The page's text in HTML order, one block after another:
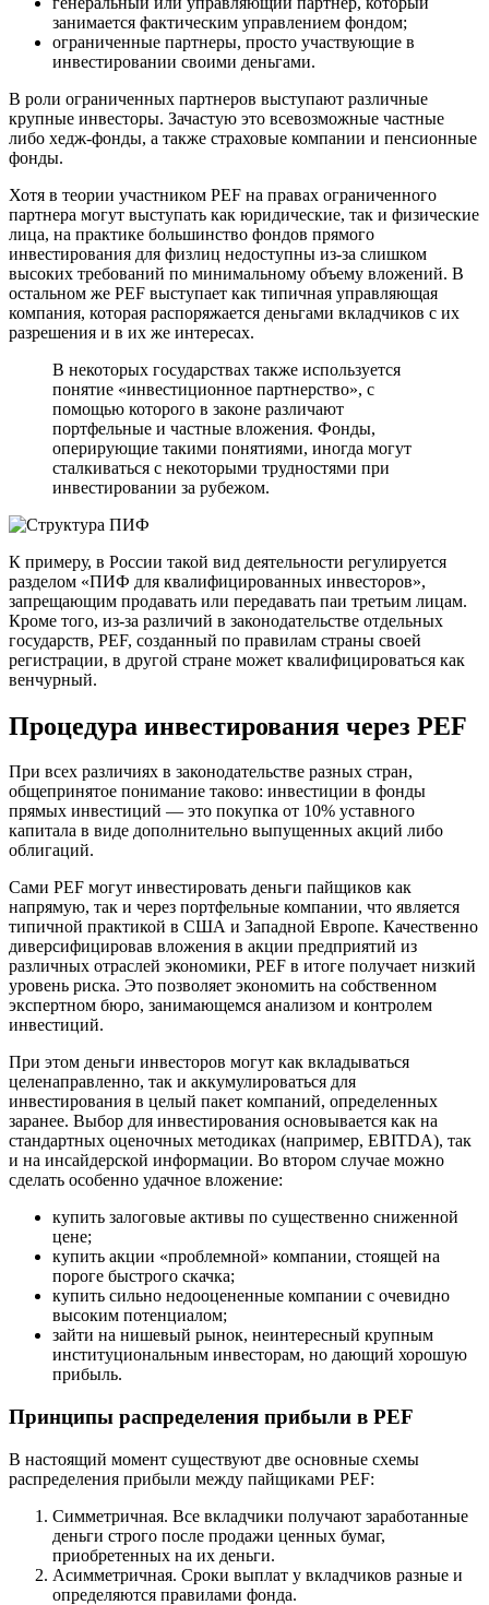
занимается фактическим управлением фондом;
ограниченные партнеры, просто участвующие в
инвестировании своими деньгами.
В роли ограниченных партнеров выступают различные
крупные инвесторы. Зачастую это всевозможные частные
либо хедж-фонды, а также страховые компании и пенсионные
фонды.
Хотя в теории участником PEF на правах ограниченного
партнера могут выступать как юридические, так и физические
лица, на практике большинство фондов прямого
инвестирования для физлиц недоступны из-за слишком
высоких требований по минимальному объему вложений. В
остальном же PEF выступает как типичная управляющая
компания, которая распоряжается деньгами вкладчиков с их
разрешения и в их же интересах.
В некоторых государствах также используется
понятие «инвестиционное партнерство», с
помощью которого в законе различают
портфельные и частные вложения. Фонды,
оперирующие такими понятиями, иногда могут
сталкиваться с некоторыми трудностями при
инвестировании за рубежом.
К примеру, в России такой вид деятельности регулируется
разделом «ПИФ для квалифицированных инвесторов»,
запрещающим продавать или передавать паи третьим лицам.
Кроме того, из-за различий в законодательстве отдельных
государств, PEF, созданный по правилам страны своей
регистрации, в другой стране может квалифицироваться как
венчурный.
Процедура инвестирования через PEF
При всех различиях в законодательстве разных стран,
общепринятое понимание таково: инвестиции в фонды
прямых инвестиций — это покупка от 10% уставного
капитала в виде дополнительно выпущенных акций либо
облигаций.
Сами PEF могут инвестировать деньги пайщиков как
напрямую, так и через портфельные компании, что является
типичной практикой в США и Западной Европе. Качественно
диверсифицировав вложения в акции предприятий из
различных отраслей экономики, PEF в итоге получает низкий
уровень риска. Это позволяет экономить на собственном
экспертном бюро, занимающемся анализом и контролем
инвестиций.
При этом деньги инвесторов могут как вкладываться
целенаправленно, так и аккумулироваться для
инвестирования в целый пакет компаний, определенных
заранее. Выбор для инвестирования основывается как на
стандартных оценочных методиках (например, EBITDA), так
и на инсайдерской информации. Во втором случае можно
сделать особенно удачное вложение:
купить залоговые активы по существенно сниженной
цене;
купить акции «проблемной» компании, стоящей на
пороге быстрого скачка;
купить сильно недооцененные компании с очевидно
высоким потенциалом;
зайти на нишевый рынок, неинтересный крупным
институциональным инвесторам, но дающий хорошую
прибыль.
Принципы распределения прибыли в PEF
В настоящий момент существуют две основные схемы
распределения прибыли между пайщиками PEF:
Симметричная. Все вкладчики получают заработанные
деньги строго после продажи ценных бумаг,
приобретенных на их деньги.
Асимметричная. Сроки выплат у вкладчиков разные и
определяются правилами фонда.